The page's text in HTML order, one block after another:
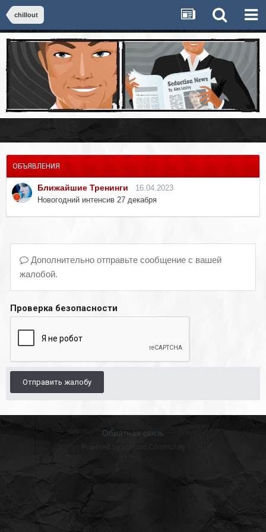
chillout
ОБЪЯВЛЕНИЯ
Ближайшие Тренинги
16.04.2023
Новогодний интенсив 27 декабря
Дополнительно отправьте сообщение с вашей
жалобой.
Проверка безопасности
Отправить жалобу
Обратная связь
Powered by Invision Community